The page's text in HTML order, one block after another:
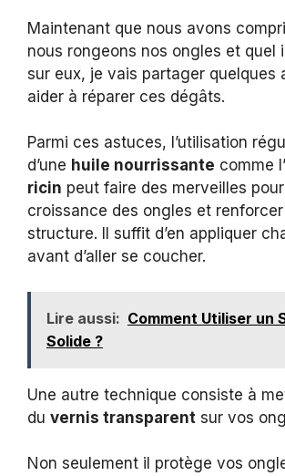
Maintenant que nous avons
nous rongeons nos ongles et quel
sur eux, je vais partager quelques
aider à réparer ces dégâts.
Parmi ces astuces, l’utilisation
d’une huile nourrissante comme l’
ricin peut faire des merveilles
croissance des ongles et
structure. Il suffit d’en appliquer
avant d’aller se coucher.
Lire aussi: Comment Utiliser un
Solide ?
Une autre technique consiste à
du vernis transparent sur vos
Non seulement il protège vos